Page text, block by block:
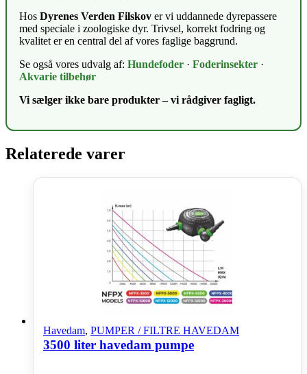
Hos Dyrenes Verden Filskov er vi uddannede dyrepassere
med speciale i zoologiske dyr. Trivsel, korrekt fodring og
kvalitet er en central del af vores faglige baggrund.
Se også vores udvalg af: Hundefoder · Foderinsekter ·
Akvarie tilbehør
Vi sælger ikke bare produkter – vi rådgiver fagligt.
Relaterede varer
Havedam, PUMPER / FILTRE HAVEDAM
3500 liter havedam pumpe